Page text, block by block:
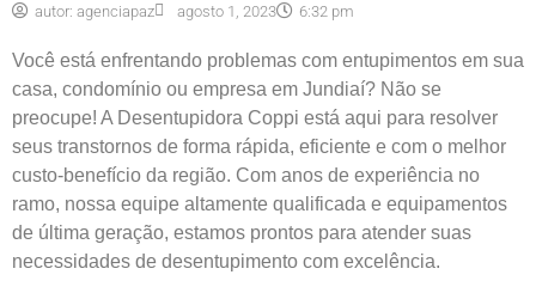
autor: agenciapaz agosto 1, 2023 6:32 pm
Você está enfrentando problemas com entupimentos em sua
casa, condomínio ou empresa em Jundiaí? Não se
preocupe! A Desentupidora Coppi está aqui para resolver
seus transtornos de forma rápida, eficiente e com o melhor
custo-benefício da região. Com anos de experiência no
ramo, nossa equipe altamente qualificada e equipamentos
de última geração, estamos prontos para atender suas
necessidades de desentupimento com excelência.